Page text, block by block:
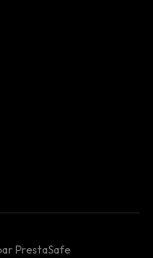
PrestaSafe